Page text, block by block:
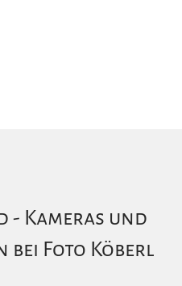
- Kameras und
bei Foto Köberl